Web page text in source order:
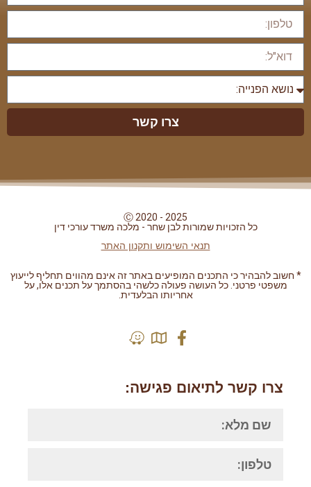
צרו קשר
Ⓒ 2020 - 2025
כל הזכויות שמורות לבן שחר - מלכה משרד עורכי דין
תנאי השימוש ותקנון האתר
* חשוב להבהיר כי התכנים המופיעים באתר זה אינם מהווים תחליף לייעוץ
משפטי פרטני. כל העושה פעולה כלשהי בהסתמך על תכנים אלו, על
אחריותו הבלעדית.
צרו קשר לתיאום פגישה: